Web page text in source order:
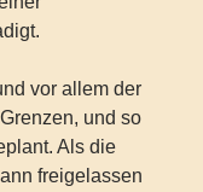
vor allem der
und so
Als die
freigelassen